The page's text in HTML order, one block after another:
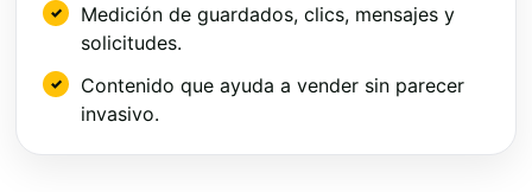
Medición de guardados, clics, mensajes y
solicitudes.
Contenido que ayuda a vender sin parecer
invasivo.